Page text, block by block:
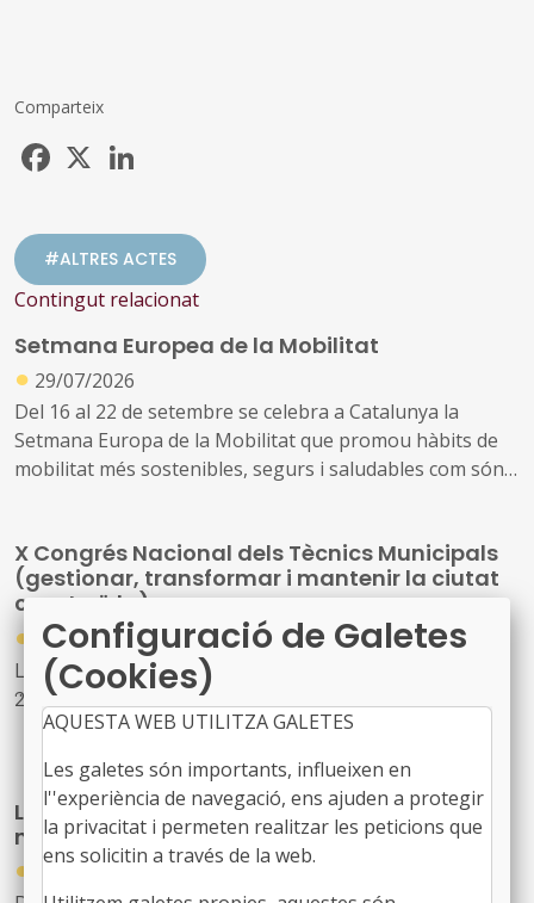
Comparteix
Facebook
#ALTRES ACTES
Contingut relacionat
Setmana Europea de la Mobilitat
● 29/07/2026
Del 16 al 22 de setembre se celebra a Catalunya la
Setmana Europa de la Mobilitat que promou hàbits de
mobilitat més sostenibles, segurs i saludables com són
canvis possibles en l’ús de l’espai públic, millorar la
qualitat de l’aire i la reducció de la contaminació
X Congrés Nacional dels Tècnics Municipals
(gestionar, transformar i mantenir la ciutat
construïda)
●
28/07/2026
Lloc: Cosmocaixa de Barcelona. Data: 22 d’octubre de
2026
Enguany, el congrés posarà el focus en els grans reptes
de la gestió urbana: la transformació de la ciutat
existent, les infraestructures municipals, l’aplicació
pràctica de la tecnologia i la IA en la gestió pública
LocalCiber: Congrés de ciberseguretat del
món local
●
Configuració de Galetes
(Cookies)
AQUESTA WEB UTILITZA GALETES
Les galetes són importants, influeixen en
l''experiència de navegació, ens ajuden a protegir
la privacitat i permeten realitzar les peticions que
ens solicitin a través de la web.